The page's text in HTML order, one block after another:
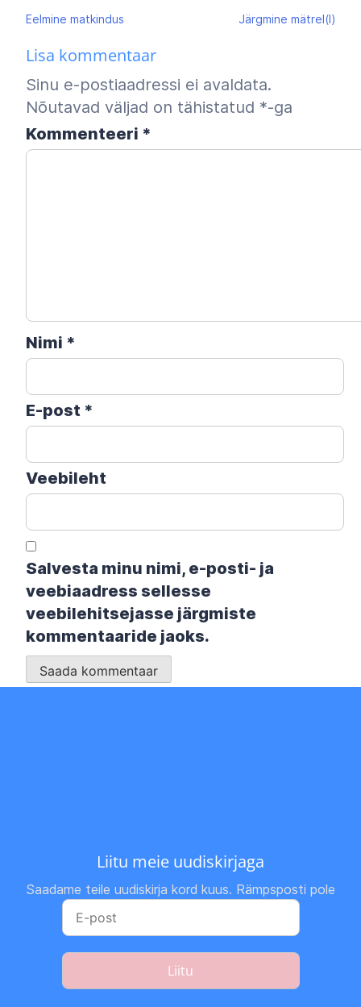
Navigeerimine
Eelmine matkindus Järgmine mätrel(l)
Lisa kommentaar
Sinu e-postiaadressi ei avaldata.
Nõutavad väljad on tähistatud *-ga
Kommenteeri *
Nimi *
E-post *
Veebileht
Salvesta minu nimi, e-posti- ja
veebiaadress sellesse
veebilehitsejasse järgmiste
kommentaaride jaoks.
Liitu meie uudiskirjaga
Saadame teile uudiskirja kord kuus. Rämpsposti pole
Liitu